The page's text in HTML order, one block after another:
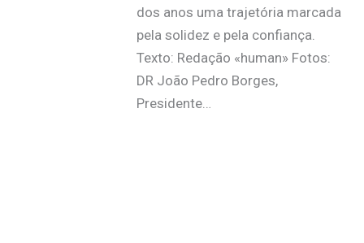
dos anos uma trajetória marcada
pela solidez e pela confiança.
Texto: Redação «human» Fotos:
DR João Pedro Borges,
Presidente…